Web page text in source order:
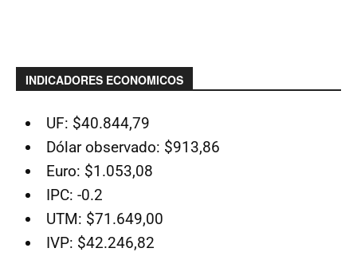
INDICADORES ECONOMICOS
UF: $40.844,79
Dólar observado: $913,86
Euro: $1.053,08
IPC: -0.2
UTM: $71.649,00
IVP: $42.246,82